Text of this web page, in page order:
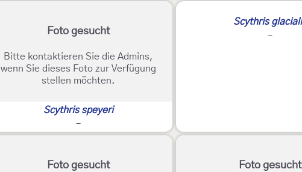
Foto gesucht
Bitte kontaktieren Sie die Admins,
wenn Sie dieses Foto zur Verfügung
stellen möchten.
Scythris speyeri
-
Scythris
-
Foto gesucht Foto gesucht